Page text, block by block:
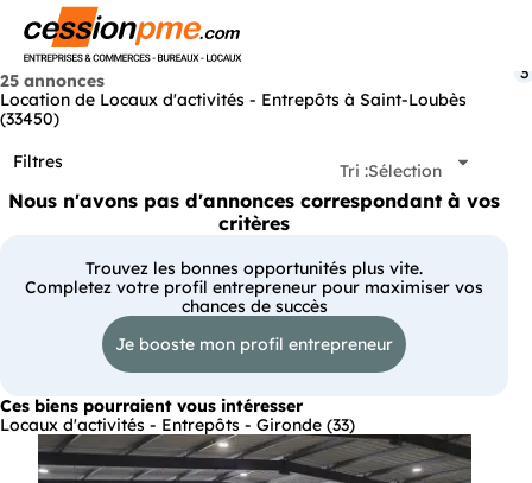
25 annonces
Location de Locaux d'activités - Entrepôts à Saint-Loubès
(33450)
Filtres
3
Tri :Sélection
Nous n'avons pas d'annonces correspondant à vos
critères
Trouvez les bonnes opportunités plus vite.
Completez votre profil entrepreneur pour maximiser vos
chances de succès
Je booste mon profil entrepreneur
Ces biens pourraient vous intéresser
Locaux d'activités - Entrepôts - Gironde (33)